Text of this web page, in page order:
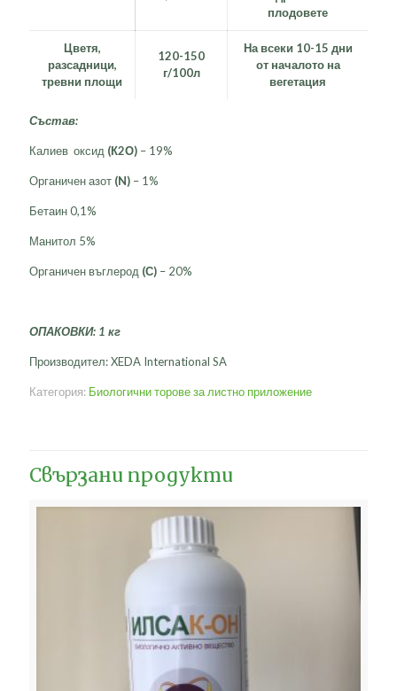
плодовете
Цветя,
разсадници,
тревни площи
120-150
г/100л
На всеки 10-15 дни
от началото на
вегетация
Състав:
Калиев оксид (К2О) – 19%
Органичен азот (N) – 1%
Бетаин 0,1%
Манитол 5%
Органичен въглерод (С) – 20%
ОПАКОВКИ: 1 кг
Производител: XEDA International SA
Категория: Биологични торове за листно приложение
Свързани продукти